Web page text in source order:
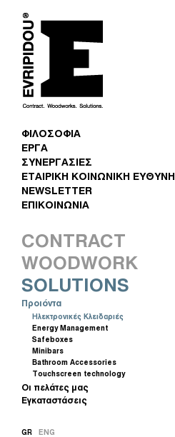
ΦΙΛΟΣΟΦΙΑ
ΕΡΓΑ
ΣΥΝΕΡΓΑΣΙΕΣ
ΕΤΑΙΡΙΚΗ ΚΟΙΝΩΝΙΚΗ ΕΥΘΥΝΗ
NEWSLETTER
ΕΠΙΚΟΙΝΩΝΙΑ
CONTRACT
WOODWORK
SOLUTIONS
Προιόντα
Ηλεκτρονικές Κλειδαριές
Energy Management
Safeboxes
Minibars
Bathroom Accessories
Touchscreen technology
Οι πελάτες μας
Εγκαταστάσεις
GR
ENG